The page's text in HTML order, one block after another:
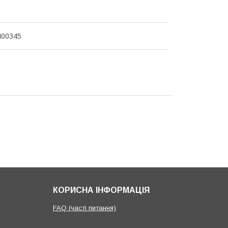
КОРИСНА ІНФОРМАЦІЯ
FAQ (часті питання)